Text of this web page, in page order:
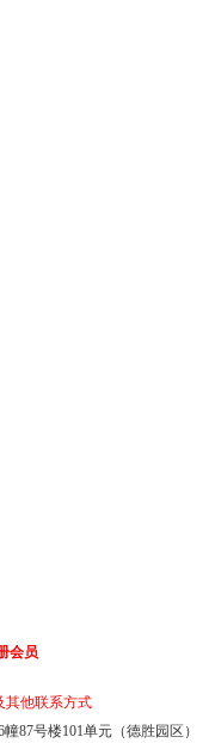
会员
其他联系方式
87号楼101单元（德胜园区）